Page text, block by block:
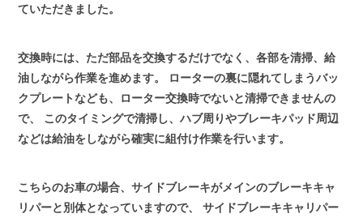
ていただきました。
交換時には、ただ部品を交換するだけでなく、各部を清掃、給
油しながら作業を進めます。
ローターの裏に隠れてしまうバッ
クプレートなども、ローター交換時でないと清掃できませんの
で、
このタイミングで清掃し、ハブ周りやブレーキパッド周辺
などは給油をしながら確実に組付け作業を行います。
こちらのお車の場合、サイドブレーキがメインのブレーキキャ
リパーと別体となっていますので、
サイドブレーキキャリパー